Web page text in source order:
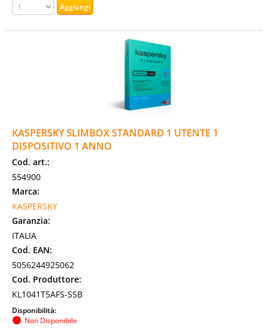
KASPERSKY SLIMBOX STANDARD 1 UTENTE 1
DISPOSITIVO 1 ANNO
Cod. art.:
554900
Marca:
KASPERSKY
Garanzia:
ITALIA
Cod. EAN:
5056244925062
Cod. Produttore:
KL1041T5AFS-SSB
Disponibilità:
Non Disponibile